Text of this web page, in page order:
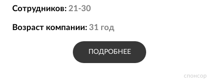
спонсор
Сотрудников: 21-30
Возраст компании: 31 год
ПОДРОБНЕЕ